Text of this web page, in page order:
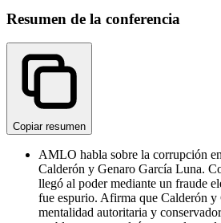
Resumen de la conferencia
Copiar resumen
AMLO habla sobre la corrupción
Calderón y Genaro García Luna.
llegó al poder mediante un fraude
fue espurio. Afirma que Calderón y
mentalidad autoritaria y